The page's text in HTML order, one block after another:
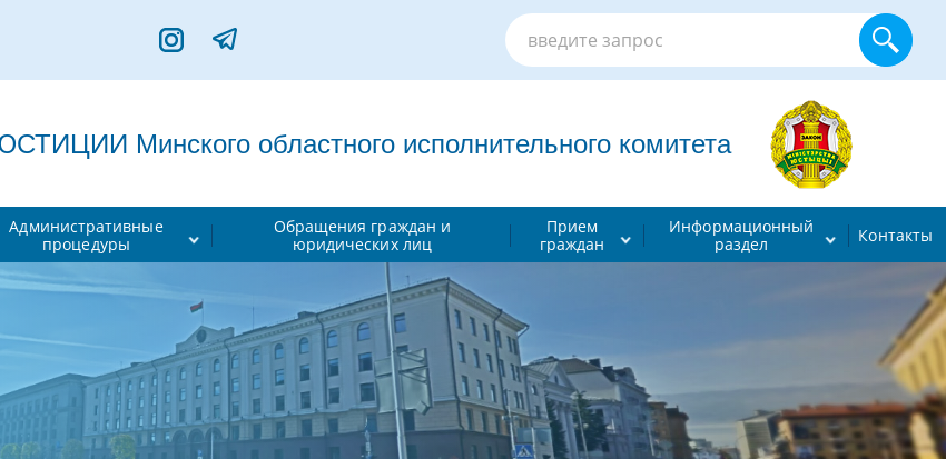
Минского областного исполнительного комитета
Административные
процедуры
Обращения граждан и
юридических лиц
Прием
граждан
Информационный
раздел
Контакты